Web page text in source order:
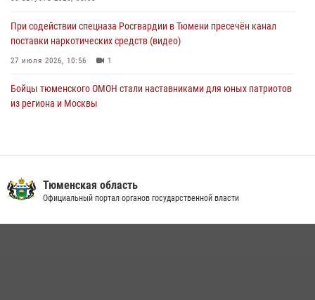
При содействии спецназа Росгвардии в Тюмени пресечён канал
поставки наркотических средств (видео)
27 июля 2026, 10:56 1
Бойцы тюменского ОМОН стали наставниками для юных патриотов
из региона и Москвы
03 августа 2026, 07:23 1
Тюменская область
Официальный портал органов государственной власти